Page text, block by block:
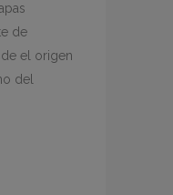
de
el origen
del